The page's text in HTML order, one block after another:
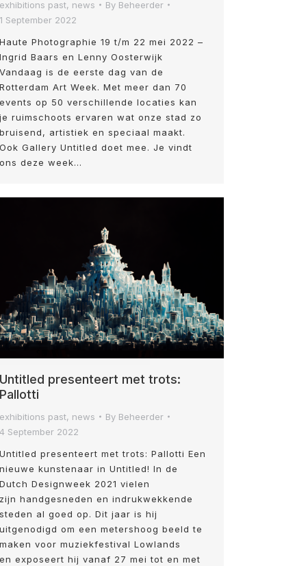
exhibitions past, news By Beheerder
1 September 2022
Haute Photographie 19 t/m 22 mei 2022 –
Ingrid Baars en Lenny Oosterwijk
Vandaag is de eerste dag van de
Rotterdam Art Week. Met meer dan 70
events op 50 verschillende locaties kan
je ruimschoots ervaren wat onze stad zo
bruisend, artistiek en speciaal maakt.
Ook Gallery Untitled doet mee. Je vindt
ons deze week…
Untitled presenteert met trots:
Pallotti
exhibitions past, news By Beheerder
4 September 2022
Untitled presenteert met trots: Pallotti Een
nieuwe kunstenaar in Untitled! In de
Dutch Designweek 2021 vielen
zijn handgesneden en indrukwekkende
steden al goed op. Dit jaar is hij
uitgenodigd om een metershoog beeld te
maken voor muziekfestival Lowlands
en exposeert hij vanaf 27 mei tot en met